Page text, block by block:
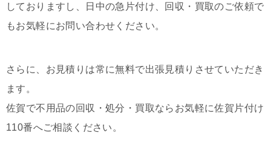
しておりますし、日中の急片付け、回収・買取のご依頼で
もお気軽にお問い合わせください。
さらに、お見積りは常に無料で出張見積りさせていただき
ます。
佐賀で不用品の回収・処分・買取ならお気軽に佐賀片付け
110番へご相談ください。